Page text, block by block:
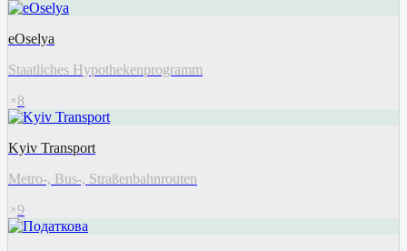
eOselya
Staatliches Hypothekenprogramm
8
Kyiv Transport
Metro-, Bus-, Straßenbahnrouten
9